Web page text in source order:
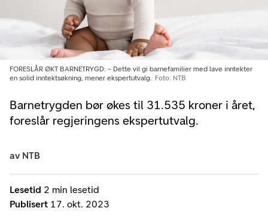
Barnetrygden bør økes til 31.535 kroner i året,
foreslår regjeringens ekspertutvalg.
FORESLÅR ØKT BARNETRYGD: – Dette vil gi barnefamilier med lave inntekter
en solid inntektsøkning, mener ekspertutvalg.
Foto: NTB
Lesetid 2 min lesetid
Publisert 17. okt. 2023
av NTB